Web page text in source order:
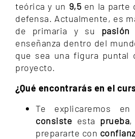
teórica y un 9,5 en la parte
defensa. Actualmente, es
de primaria y su pasión
enseñanza dentro del
que sea una figura puntal
proyecto.
¿Qué encontrarás en el
Te explicaremos
consiste esta prueba,
prepararte con